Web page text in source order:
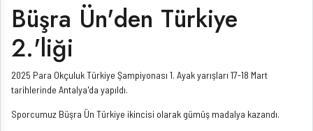
Büşra Ün'den Türkiye
2.'liği
2025 Para Okçuluk Türkiye Şampiyonası 1. Ayak yarışları 17-18 Mart
tarihlerinde Antalya'da yapıldı.
Sporcumuz Büşra Ün Türkiye ikincisi olarak gümüş madalya kazandı.